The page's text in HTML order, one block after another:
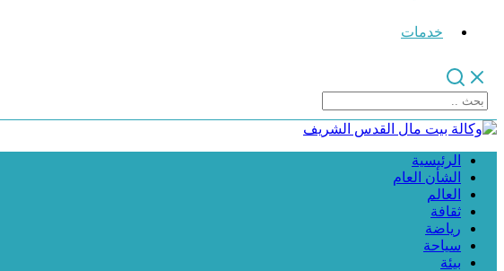
خدمات
الرئيسية
الشأن العام
العالم
ثقافة
رياضة
سياحة
بيئة